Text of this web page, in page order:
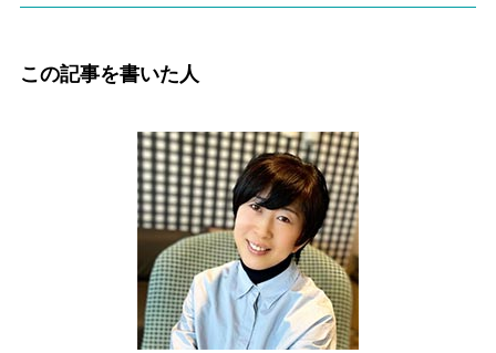
この記事を書いた人